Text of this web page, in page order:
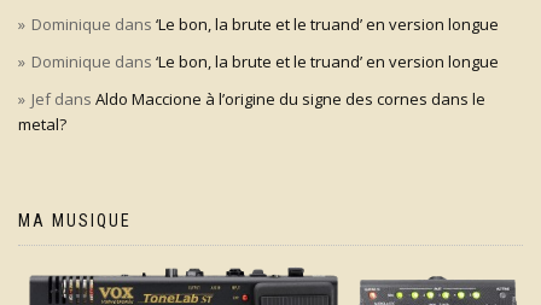
Dominique dans ‘Le bon, la brute et le truand’ en version longue
Dominique dans ‘Le bon, la brute et le truand’ en version longue
Jefdans Aldo Maccione à l’origine du signe des cornes dans le
metal?
MA MUSIQUE